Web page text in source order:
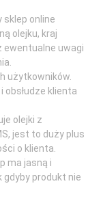
sklep online
olejku, kraj
ewentualne uwagi
użytkowników.
obsłudze klienta
olejki z
jest to duży plus
o klienta.
ma jasną i
produkt nie